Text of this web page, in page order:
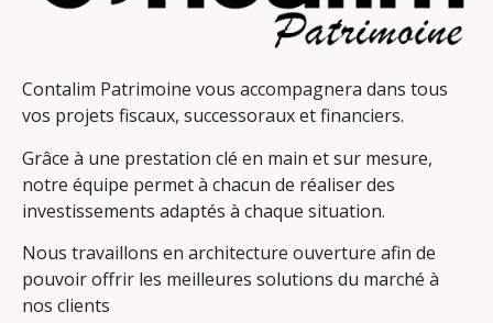
Contalim Patrimoine vous accompagnera dans tous
vos projets fiscaux, successoraux et financiers.
Grâce à une prestation clé en main et sur mesure,
notre équipe permet à chacun de réaliser des
investissements adaptés à chaque situation.
Nous travaillons en architecture ouverture afin de
pouvoir offrir les meilleures solutions du marché à
nos clients